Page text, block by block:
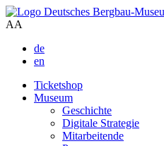
AA
de
en
Ticketshop
Museum
Geschichte
Digitale Strategie
Mitarbeitende